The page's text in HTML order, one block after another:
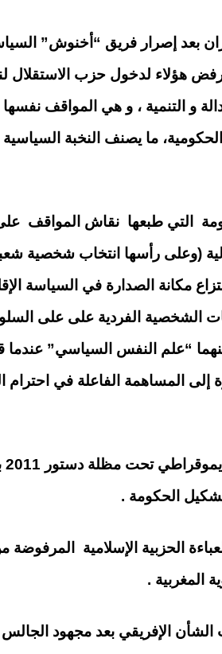
بعد إصرار فريق “أخنوش”
رفض هؤلاء لدخول حزب
و التنمية ، و هي المواقف
ما يصنف النخبة السياسية
التي طبعها نقاش المواقف
(وعلى رأسها انتخاب شخصية
مكانة الصدارة في
الشخصية الفردية على على
“علم النفس السياسي”
المساهمة الفاعلة في احترام
و
الحكومة .
الحزبية الإسلامية
المغربية .
الشأن الإفريقي بعد مجهود